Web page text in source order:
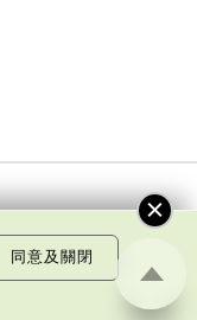
免費訂閱
同意及關閉